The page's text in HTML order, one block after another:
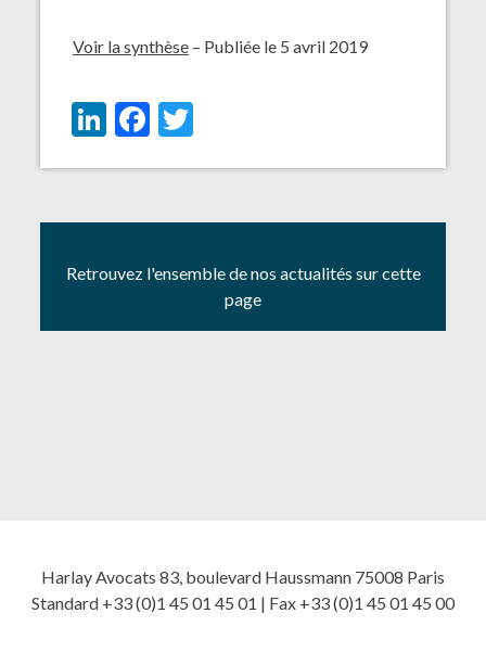
Voir la synthèse– Publiée le 5 avril 2019
LinkedIn
Facebook
Twitter
Retrouvez l'ensemble de nos actualités sur cette
page
Harlay Avocats 83, boulevard Haussmann 75008 Paris
Standard +33 (0)1 45 01 45 01 | Fax +33 (0)1 45 01 45 00